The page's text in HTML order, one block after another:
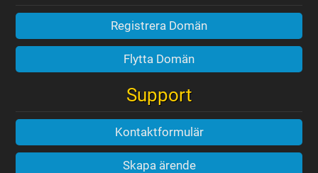
Registrera Domän
Flytta Domän
Support
Kontaktformulär
Skapa ärende